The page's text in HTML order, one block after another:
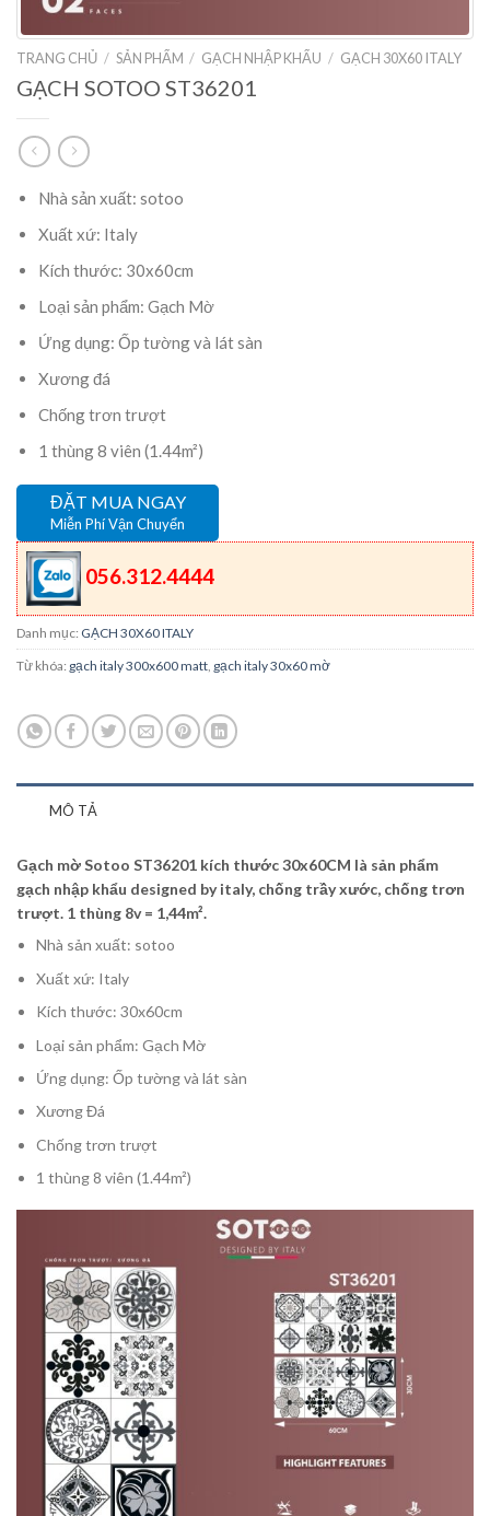
TRANG CHỦ / SẢN PHẨM / GẠCH NHẬP KHẨU / GẠCH 30X60 ITALY
GẠCH SOTOO ST36201
Nhà sản xuất: sotoo
Xuất xứ: Italy
Kích thước: 30x60cm
Loại sản phẩm: Gạch Mờ
Ứng dụng: Ốp tường và lát sàn
Xương đá
Chống trơn trượt
1 thùng 8 viên (1.44m²)
ĐẶT MUA NGAY
Miễn Phí Vận Chuyển
056.312.4444
Danh mục: GẠCH 30X60 ITALY
Từ khóa: gạch italy 300x600 matt, gạch italy 30x60 mờ
MÔ TẢ
Gạch mờ Sotoo ST36201 kích thước 30x60CM là sản phẩm
gạch nhập khẩu designed by italy, chống trầy xước, chống trơn
trượt. 1 thùng 8v = 1,44m².
Nhà sản xuất: sotoo
Xuất xứ: Italy
Kích thước: 30x60cm
Loại sản phẩm: Gạch Mờ
Ứng dụng: Ốp tường và lát sàn
Xương Đá
Chống trơn trượt
1 thùng 8 viên (1.44m²)